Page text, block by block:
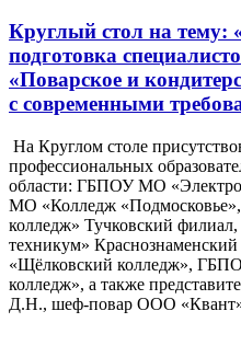
Круглый стол на тему:
подготовка
«Поварское и
с современными
На Круглом столе
профессиональных
области: ГБПОУ МО
МО «Колледж
колледж» Тучковский
техникум»
«Щёлковский колледж»,
колледж», а также
Д.Н., шеф-повар ООО